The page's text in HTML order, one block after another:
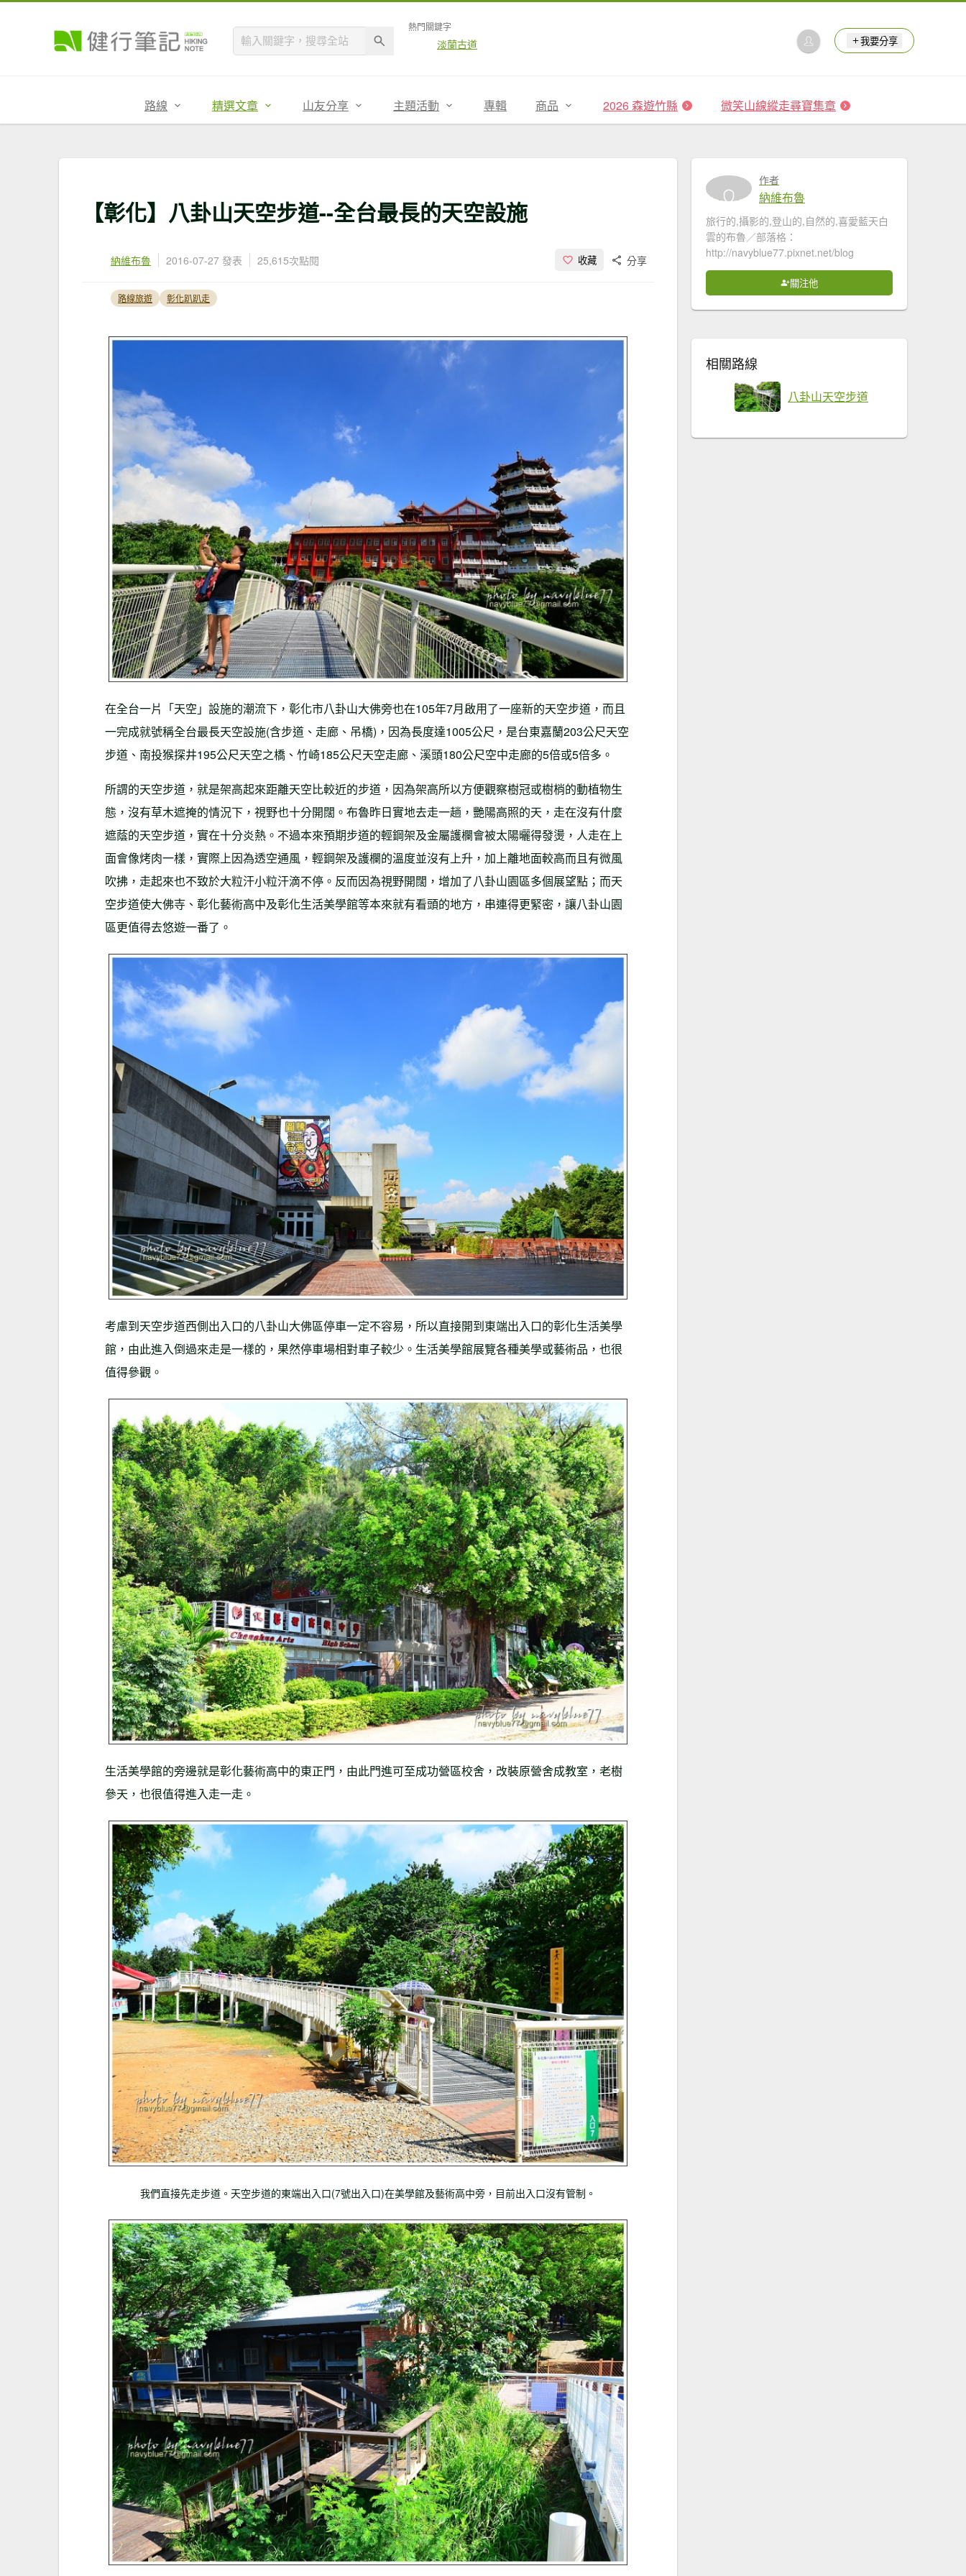
熱門關鍵字
淡蘭古道 我要分享
路線 精選文章 山友分享 主題活動 專輯 商品 2026 森遊竹縣 微笑山線縱走尋寶集章
【彰化】八卦山天空步道--全台最長的天空設施
納維布魯 2016-07-27 發表 25,615次點閱 收藏 分享
路線旅遊 彰化趴趴走
在全台一片「天空」設施的潮流下，彰化市八卦山大佛旁也在105年7月啟用了一座新的天空步道，而且
一完成就號稱全台最長天空設施(含步道、走廊、吊橋)，因為長度達1005公尺，是台東嘉蘭203公尺天空
步道、南投猴探井195公尺天空之橋、竹崎185公尺天空走廊、溪頭180公尺空中走廊的5倍或5倍多。
所謂的天空步道，就是架高起來距離天空比較近的步道，因為架高所以方便觀察樹冠或樹梢的動植物生
態，沒有草木遮掩的情況下，視野也十分開闊。布魯昨日實地去走一趟，艷陽高照的天，走在沒有什麼
遮蔭的天空步道，實在十分炎熱。不過本來預期步道的輕鋼架及金屬護欄會被太陽曬得發燙，人走在上
面會像烤肉一樣，實際上因為透空通風，輕鋼架及護欄的溫度並沒有上升，加上離地面較高而且有微風
吹拂，走起來也不致於大粒汗小粒汗滴不停。反而因為視野開闊，增加了八卦山園區多個展望點；而天
空步道使大佛寺、彰化藝術高中及彰化生活美學館等本來就有看頭的地方，串連得更緊密，讓八卦山園
區更值得去悠遊一番了。
考慮到天空步道西側出入口的八卦山大佛區停車一定不容易，所以直接開到東端出入口的彰化生活美學
館，由此進入倒過來走是一樣的，果然停車場相對車子較少。生活美學館展覽各種美學或藝術品，也很
值得參觀。
生活美學館的旁邊就是彰化藝術高中的東正門，由此門進可至成功營區校舍，改裝原營舍成教室，老樹
參天，也很值得進入走一走。
我們直接先走步道。天空步道的東端出入口(7號出入口)在美學館及藝術高中旁，目前出入口沒有管制。
作者
納維布魯
旅行的,攝影的,登山的,自然的,喜愛藍天白
雲的布魯／部落格：
http://navyblue77.pixnet.net/blog
關注他
相關路線
八卦山天空步道